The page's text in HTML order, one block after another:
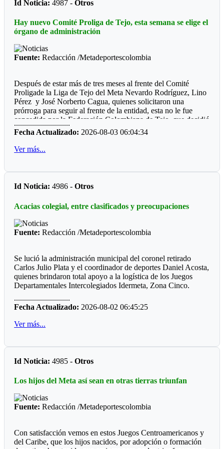
garaje donde tienen sus jaulas, puedo regular el tiempo que
lo que me permite crear un ambiente artificial para las tortugas
en el que pueden invernar fácilmente”, confiesa Kleindienst.
Fuentes: Diario Marca/España-Diario El Comercio/Perú
y bronce en gilam (es tapete o colchoneta donde se hace los
combates).
Id Noticia: 4987 -Otros
Hay nuevo Comité Proliga de Tejo, esta semana se elige el
órgano de administración
Fuente: Redacción /Metadeportescolombia
Después de estar más de tres meses al frente del Comité
Proligade la Liga de Tejo del Meta Nevardo Rodríguez, Lino
Pérez y José Norberto Cagua, quienes solicitaron una
prórroga para seguir al frente de la entidad, esta no le fue
concedida por la Federación Colombiana de Tejo, que decidió
nombrar un nuevo Comité Proliga.
Uno de los integrantes del anterior Comité Proliga, dijo
lacónicamente, que en vez de recibir respaldo del ente
ver elección del nuevo órgano de administración, estaría
organismo deportivo.
En la junta directiva, se anuncia la incorporación de Ómar
Cárdenas, quien podría ser el nuevo representante legal el
El que no tiene respaldo, de elegirse este nuevo órgano de
administración, es José Vicente Reyes “El Zurdo”, quien
actualmente es el administrador del Jardín de Tejo de la Villa
Juegos Nacionales. Le van a pasar cuenta de cobro.
............................
Fecha Actualizado: 2026-08-03 06:04:34
Ver más...
Id Noticia: 4986 -Otros
Acacias colegial, entre clasificados y preocupaciones
Fuente: Redacción /Metadeportescolombia
Se lució la administración municipal del coronel retirado
Carlos Julio Plata y el coordinador de deportes Daniel Acosta,
quienes brindaron total apoyo a la logística de los Juegos
Departamentales Intercolegiados Idermeta, Zona Cinco.
El equipo administrativo y operativo estuvo atento a cada
detalle para que la programación se cumpliera al pie de la
letra. Desde ya la Alcaldía de Acacias anuncia la adecuación
de los escenarios que requiere seguramente un decorado más
Juvenil masculino: José María Córdoba (Guamal)
Juvenil femenino: Juan Rozo (Acacias)
............................
Fecha Actualizado: 2026-08-02 06:45:25
Ver más...
Id Noticia: 4985 -Otros
Los hijos del Meta así sean en otras tierras triunfan
Fuente: Redacción /Metadeportescolombia
Con satisfacción vemos en estos Juegos Centroamericanos y
del Caribe, que los hijos nacidos, por adopción o formación